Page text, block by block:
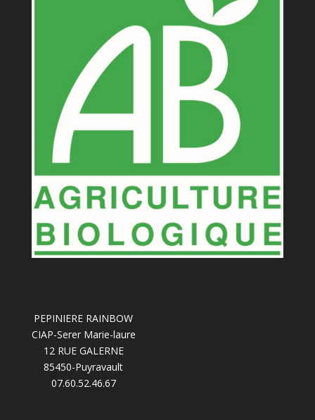
PEPINIERE RAINBOW
CIAP-Serer Marie-laure
12 RUE GALERNE
85450-Puyravault
07.60.52.46.67